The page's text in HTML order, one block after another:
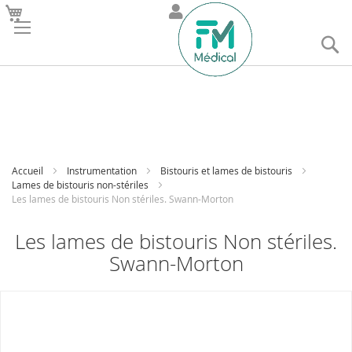
Accueil Instrumentation
Bistouris et lames de bistouris
Lames de bistouris non-stériles
Les lames de bistouris Non stériles. Swann-Morton
Les lames de bistouris Non stériles.
Swann-Morton